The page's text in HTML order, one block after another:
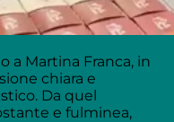
a Martina Franca, in
chiara e
Da quel
e fulminea,